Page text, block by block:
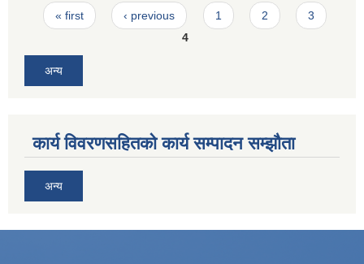
Pages
« first ‹ previous 1 2
3
4
अन्य
कार्य विवरणसहितको कार्य सम्पादन सम्झौता
अन्य